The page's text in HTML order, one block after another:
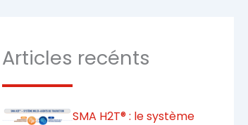
h
e
Articles recénts
SMA H2T® : le système